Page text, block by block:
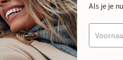
Als je je